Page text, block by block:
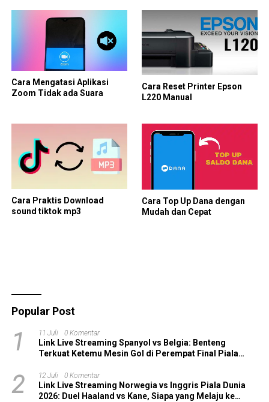
Cara Mengatasi Aplikasi
Zoom Tidak ada Suara
Cara Reset Printer Epson
L220 Manual
Cara Praktis Download
sound tiktok mp3
Cara Top Up Dana dengan
Mudah dan Cepat
Popular Post
1 11 Juli 0 Komentar
Link Live Streaming Spanyol vs Belgia: Benteng
Terkuat Ketemu Mesin Gol di Perempat Final Piala
2 12 Juli 0 Komentar
Link Live Streaming Norwegia vs Inggris Piala Dunia
2026: Duel Haaland vs Kane, Siapa yang Melaju ke